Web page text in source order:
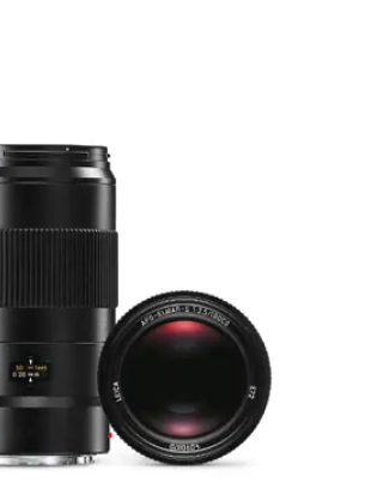
203 mm × 304 mm
電子控制光圈，使用相機上的
設置/選擇撥盤進行設置，可半
值調節